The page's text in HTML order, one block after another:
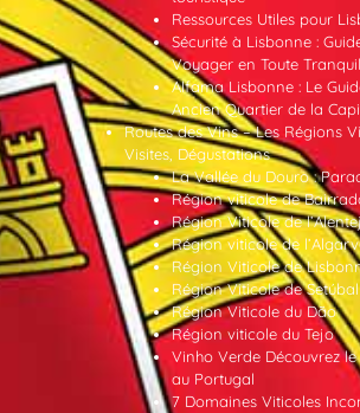
Ressources Utiles pour
Sécurité à Lisbonne :
Voyager en Toute
Alfama Lisbonne : Le
Ancien Quartier de la
Routes des Vins – Les Régions
Visites, Dégustations
La Vallée du Douro :
Région viticole de
Région Viticole de
Région viticole de
Région Viticole de
Région Viticole de Setúbal
Région Viticole du Dão
Région viticole du Tejo
Vinho Verde Découvrez
au Portugal
7 Domaines Viticoles